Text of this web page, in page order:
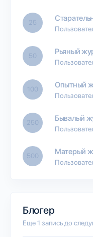
25
50 Рьяный
100 Опытный
250 Бывалый
500 Матерый
Блогер
Еще 1 запись до